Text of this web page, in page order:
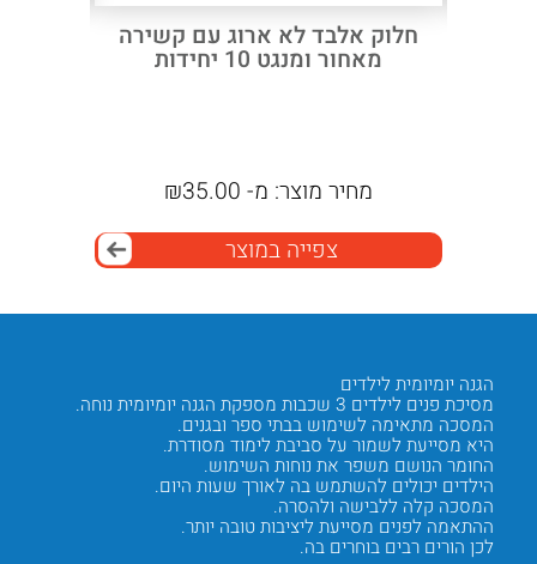
חלוק אלבד לא ארוג עם קשירה
מאחור ומנגט 10 יחידות
מחיר מוצר: מ- ₪35.00
צפייה במוצר
הגנה יומיומית לילדים
מסיכת פנים לילדים 3 שכבות מספקת הגנה יומיומית נוחה.
המסכה מתאימה לשימוש בבתי ספר ובגנים.
היא מסייעת לשמור על סביבת לימוד מסודרת.
החומר הנושם משפר את נוחות השימוש.
הילדים יכולים להשתמש בה לאורך שעות היום.
המסכה קלה ללבישה ולהסרה.
ההתאמה לפנים מסייעת ליציבות טובה יותר.
לכן הורים רבים בוחרים בה.